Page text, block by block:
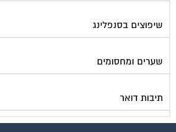
שיפוצים בסנפלינג
שערים ומחסומים
תיבות דואר